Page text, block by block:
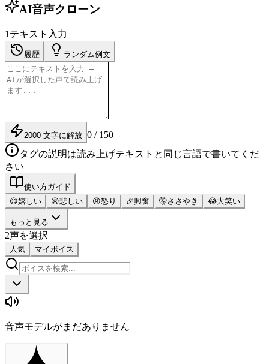
AI音声クローン
1 テキスト入力
履歴 ランダム例文
2000 文字に解放 0 / 150
タグの説明は読み上げテキストと同じ言語で書いてくだ
さい
使い方ガイド
😊嬉しい 😢悲しい 😠怒り 🎉興奮 🤫ささやき 😂大笑い
もっと見る
2声を選択
人気 マイボイス
音声モデルがまだありません